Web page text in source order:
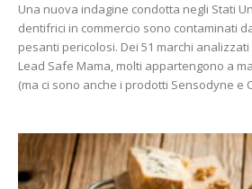
Una nuova indagine condotta negli Stati
dentifrici in commercio sono contaminati
pesanti pericolosi. Dei 51 marchi
Lead Safe Mama, molti appartengono a
(ma ci sono anche i prodotti Sensodyne e